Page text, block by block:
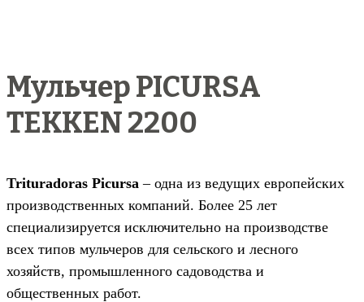
Мульчер PICURSA
TEKKEN 2200
Trituradoras Picursa – одна из ведущих европейских
производственных компаний. Более 25 лет
специализируется исключительно на производстве
всех типов мульчеров для сельского и лесного
хозяйств, промышленного садоводства и
общественных работ.